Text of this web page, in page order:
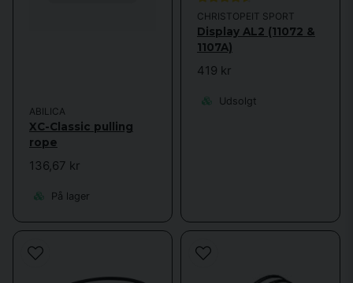
ABILICA
XC-Classic pulling
rope
136,67 kr
På lager
CHRISTOPEIT SPORT
Display AL2 (11072 &
1107A)
419 kr
Udsolgt